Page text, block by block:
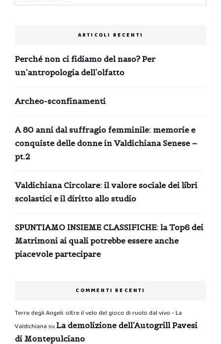
ARTICOLI RECENTI
Perché non ci fidiamo del naso? Per
un’antropologia dell’olfatto
Archeo-sconfinamenti
A 80 anni dal suffragio femminile: memorie e
conquiste delle donne in Valdichiana Senese –
pt.2
Valdichiana Circolare: il valore sociale dei libri
scolastici e il diritto allo studio
SPUNTIAMO INSIEME CLASSIFICHE: la Top6 dei
Matrimoni ai quali potrebbe essere anche
piacevole partecipare
COMMENTI RECENTI
Terre degli Angeli: oltre il velo del gioco di ruolo dal vivo - La
Valdichiana su La demolizione dell’Autogrill Pavesi
di Montepulciano